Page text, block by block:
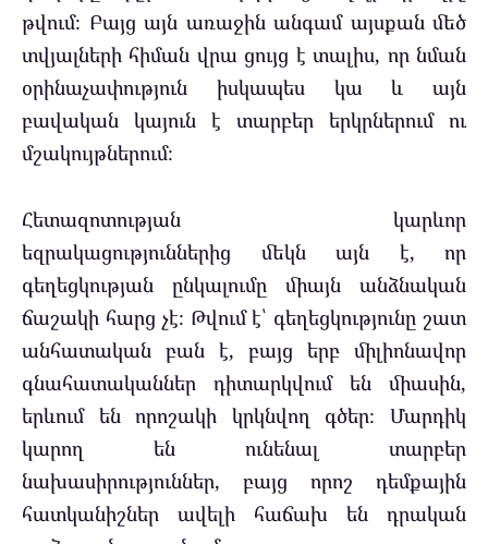
թվում։ Բայց այն առաջին անգամ այսքան մեծ
տվյալների հիման վրա ցույց է տալիս, որ նման
օրինաչափություն իսկապես կա և այն
բավական կայուն է տարբեր երկրներում ու
մշակույթներում։
Հետազոտության կարևոր
եզրակացություններից մեկն այն է, որ
գեղեցկության ընկալումը միայն անձնական
ճաշակի հարց չէ։ Թվում է՝ գեղեցկությունը շատ
անհատական բան է, բայց երբ միլիոնավոր
գնահատականներ դիտարկվում են միասին,
երևում են որոշակի կրկնվող գծեր։ Մարդիկ
կարող են ունենալ տարբեր
նախասիրություններ, բայց որոշ դեմքային
հատկանիշներ ավելի հաճախ են դրական